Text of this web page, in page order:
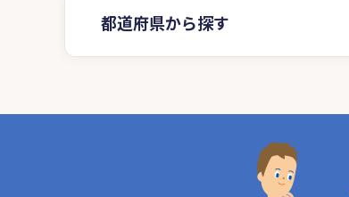
都道府県から探す